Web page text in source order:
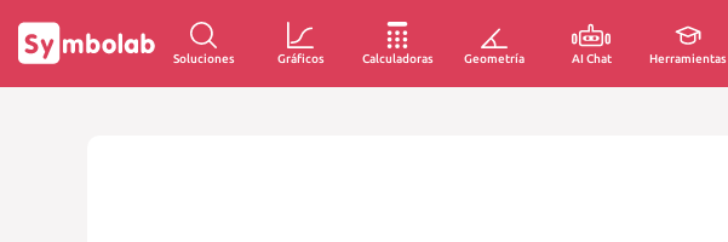
Soluciones Gráficos Calculadoras Geometría AI Chat Herramientas